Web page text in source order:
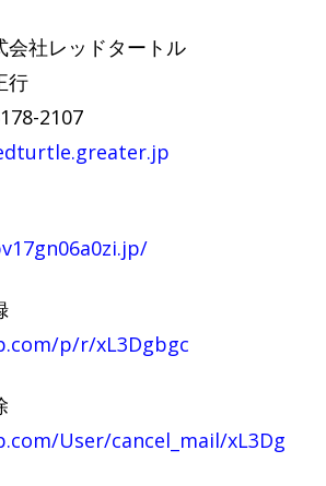
会社レッドタートル
行
2107
p/r/xL3Dgbgc
User/cancel_mail/xL3Dg